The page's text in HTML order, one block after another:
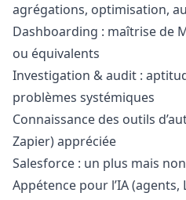
agrégations, optimisation,
Dashboarding : maîtrise de
ou équivalents
Investigation & audit :
problèmes systémiques
Connaissance des outils
Zapier) appréciée
Salesforce : un plus mais
Appétence pour l’IA